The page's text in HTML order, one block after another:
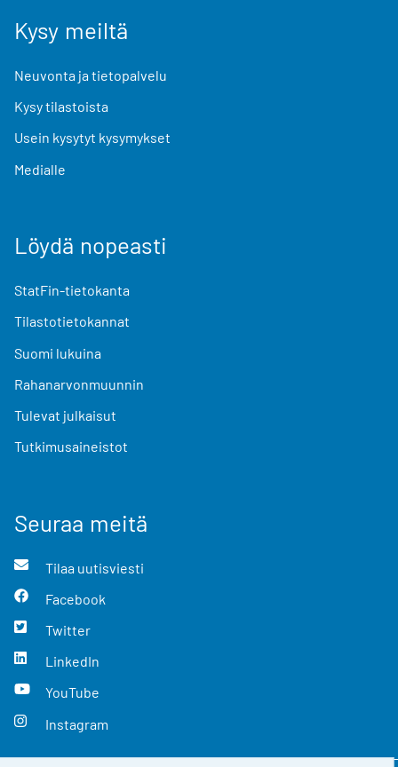
Kysy meiltä
Neuvonta ja tietopalvelu
Kysy tilastoista
Usein kysytyt kysymykset
Medialle
Löydä nopeasti
StatFin-tietokanta
Tilastotietokannat
Suomi lukuina
Rahanarvonmuunnin
Tulevat julkaisut
Tutkimusaineistot
Seuraa meitä
Tilaa uutisviesti
Facebook
Twitter
LinkedIn
YouTube
Instagram